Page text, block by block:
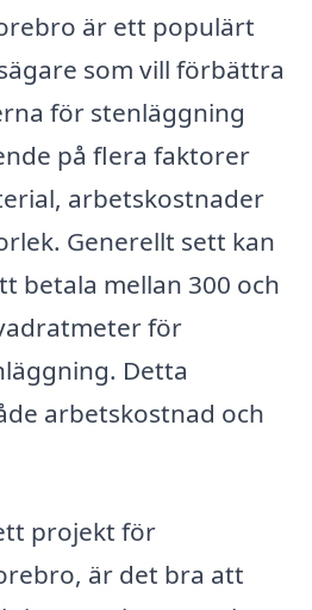
är ett populärt
som vill förbättra
för stenläggning
på flera faktorer
arbetskostnader
Generellt sett kan
betala mellan 300 och
för
Detta
arbetskostnad och
projekt för
är det bra att